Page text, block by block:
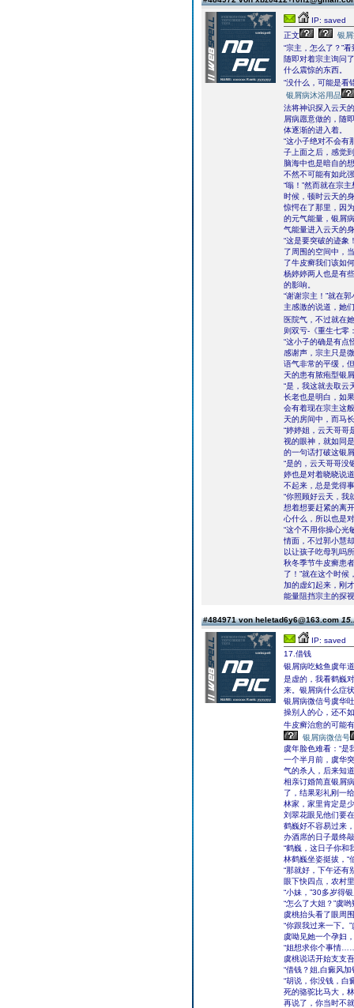
IP: saved
正文
银
“宗主，怎么了？”
随即对着宗主询问
什么震惊的东西。
“没什么，可能是看
银屑病沐浴用品
法将神识探入云天
屑病愿意做的，随
体逐渐的进入着。
“这小子绝对不会有
子上面之后，感觉
脑海中也是暗自的
不然不可能有如此
“嗡！”然而就在宗
时候，顿时云天的
惊愕在了那里，因
的元气能量，银屑
气能量进入云天的
“这是要突破的迹象
了周围的空间中，
了牛皮癣我们该如
杨婷婷两人也是有
的影响。
“谢谢宗主！”就在
主感激的说道，她
医院气，不过就在
则双亏-《重生七零
“这小子的确是有点
感谢声，宗主只是
语气非常的平缓，
天的患有脓疱型银
“是，我这就去取云
长老也是明白，如
会有着现在宗主这
天的房间中，而马
“婷婷姐，云天哥哥
视的眼神，就如同
的一句话打破这银
“是的，云天哥哥没
婷也是对着晓晓说
不起来，总是觉得
“你照顾好云天，我
想着想要赶紧的离
心什么，所以也是
“这个不用你操心光
情面，不过郭小慧
以让孩子吃母乳吗
秋冬季节牛皮癣患
了！”就在这个时
加的虚幻起来，刚
能量阻挡宗主的探
#484971 von heletad6y6@163.com
IP: saved
17.借钱
银屑病吃鲶鱼虞年
是虚的，我看鹤巍
来。银屑病什么症
银屑病微信号虞华
操别人的心，还不
牛皮癣治愈的可能
银屑病微信号
虞年脸色难看：“是
一个半月前，虞华
气的杀人，后来知
相亲订婚简直银屑
了，结果彩礼刚一
林家，家里肯定是
刘翠花眼见他们要
鹤巍好不容易过来
办酒席的日子最终
“鹤巍，这日子你和
林鹤巍坐姿挺拔，“
“那就好，下午还有
眼下快四点，农村
“小妹，”30多岁得
“怎么了大姐？”虞
虞桃抬头看了眼周
“你跟我过来一下。
虞呦见她一个孕妇
“姐想求你个事情
虞桃说话开始支支
“借钱？姐,白癜风
“胡说，你没钱，白
死的骆驼比马大，
再说了，你当时不